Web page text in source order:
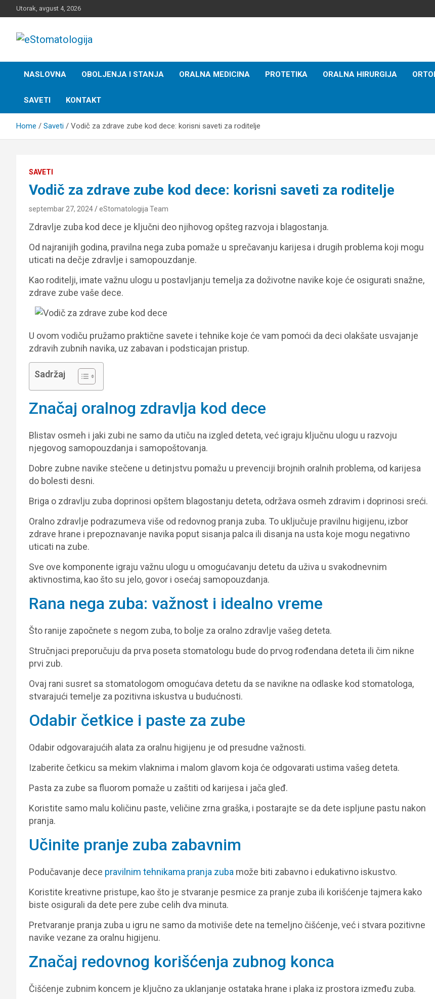
to
Utorak, avgust 4, 2026
Stomatološki Portal
NASLOVNA OBOLJENJA I STANJA ORALNA MEDICINA PROTETIKA ORALNA HIRURGIJA
SAVETI KONTAKT
Home Saveti Vodič za zdrave zube kod dece: korisni saveti za roditelje
SAVETI
Vodič za zdrave zube kod dece: korisni saveti za roditelje
septembar 27, 2024 eStomatologija Team
Zdravlje zuba kod dece je ključni deo njihovog opšteg razvoja i blagostanja.
Od najranijih godina, pravilna nega zuba pomaže u sprečavanju karijesa i drugih problema koji mogu
uticati na dečje zdravlje i samopouzdanje.
Kao roditelji, imate važnu ulogu u postavljanju temelja za doživotne navike koje će osigurati snažne,
zdrave zube vaše dece.
U ovom vodiču pružamo praktične savete i tehnike koje će vam pomoći da deci olakšate usvajanje
zdravih zubnih navika, uz zabavan i podsticajan pristup.
Sadržaj
Značaj oralnog zdravlja kod dece
Blistav osmeh i jaki zubi ne samo da utiču na izgled deteta, već igraju ključnu ulogu u razvoju
njegovog samopouzdanja i samopoštovanja.
Dobre zubne navike stečene u detinjstvu pomažu u prevenciji brojnih oralnih problema, od karijesa
do bolesti desni.
Briga o zdravlju zuba doprinosi opštem blagostanju deteta, održava osmeh zdravim i doprinosi sreći.
Oralno zdravlje podrazumeva više od redovnog pranja zuba. To uključuje pravilnu higijenu, izbor
zdrave hrane i prepoznavanje navika poput sisanja palca ili disanja na usta koje mogu negativno
uticati na zube.
Sve ove komponente igraju važnu ulogu u omogućavanju detetu da uživa u svakodnevnim
aktivnostima, kao što su jelo, govor i osećaj samopouzdanja.
Rana nega zuba: važnost i idealno vreme
Što ranije započnete s negom zuba, to bolje za oralno zdravlje vašeg deteta.
Stručnjaci preporučuju da prva poseta stomatologu bude do prvog rođendana deteta ili čim nikne
prvi zub.
Ovaj rani susret sa stomatologom omogućava detetu da se navikne na odlaske kod stomatologa,
stvarajući temelje za pozitivna iskustva u budućnosti.
Odabir četkice i paste za zube
Odabir odgovarajućih alata za oralnu higijenu je od presudne važnosti.
Izaberite četkicu sa mekim vlaknima i malom glavom koja će odgovarati ustima vašeg deteta.
Pasta za zube sa fluorom pomaže u zaštiti od karijesa i jača gleđ.
Koristite samo malu količinu paste, veličine zrna graška, i postarajte se da dete ispljune pastu nakon
pranja.
Učinite pranje zuba zabavnim
Podučavanje dece pravilnim tehnikama pranja zuba može biti zabavno i edukativno iskustvo.
Koristite kreativne pristupe, kao što je stvaranje pesmice za pranje zuba ili korišćenje tajmera kako
biste osigurali da dete pere zube celih dva minuta.
Pretvaranje pranja zuba u igru ne samo da motiviše dete na temeljno čišćenje, već i stvara pozitivne
navike vezane za oralnu higijenu.
Značaj redovnog korišćenja zubnog konca
Čišćenje zubnim koncem je ključno za uklanjanje ostataka hrane i plaka iz prostora između zuba.